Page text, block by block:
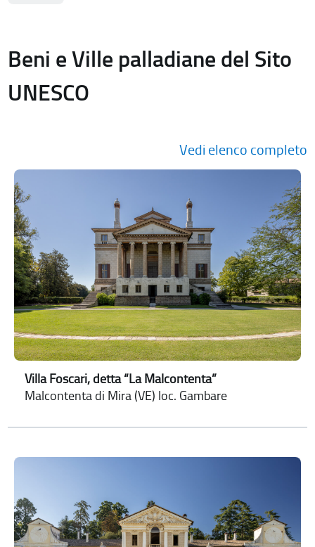
Beni e Ville palladiane del Sito
UNESCO
Vedi elenco completo
Villa Foscari, detta “La Malcontenta”
Malcontenta di Mira (VE) loc. Gambare